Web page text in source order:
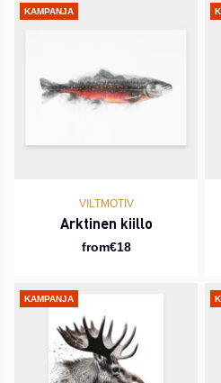
KAMPANJA
VILTMOTIV
Arktinen kiillo
from€18
KAMPANJA